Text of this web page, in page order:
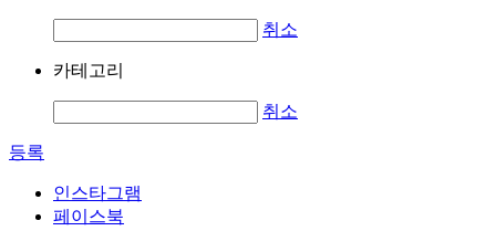
취소
카테고리
취소
등록
인스타그램
페이스북